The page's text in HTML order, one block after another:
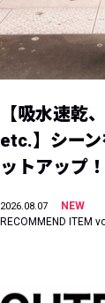
【吸水速乾
etc.】シー
ットアップ！
2026.08.07
NEW
RECOMMEND ITEM